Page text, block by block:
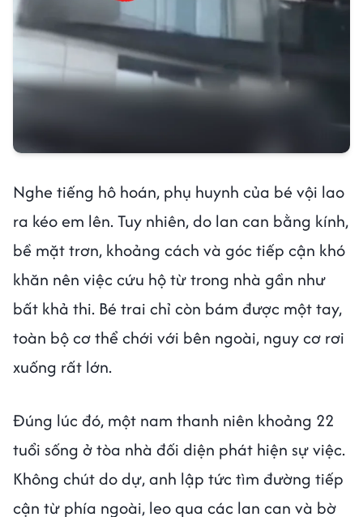
Nghe tiếng hô hoán, phụ huynh của bé vội lao
ra kéo em lên. Tuy nhiên, do lan can bằng kính,
bề mặt trơn, khoảng cách và góc tiếp cận khó
khăn nên việc cứu hộ từ trong nhà gần như
bất khả thi. Bé trai chỉ còn bám được một tay,
toàn bộ cơ thể chới với bên ngoài, nguy cơ rơi
xuống rất lớn.
Đúng lúc đó, một nam thanh niên khoảng 22
tuổi sống ở tòa nhà đối diện phát hiện sự việc.
Không chút do dự, anh lập tức tìm đường tiếp
cận từ phía ngoài, leo qua các lan can và bờ